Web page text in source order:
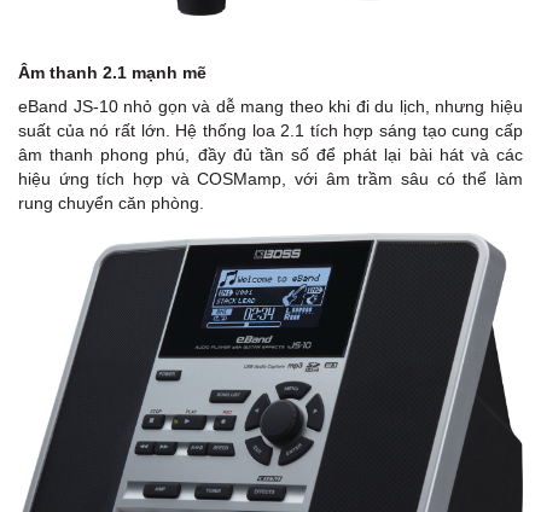
Âm thanh 2.1 mạnh mẽ
eBand JS-10 nhỏ gọn và dễ mang theo khi đi du lịch, nhưng hiệu
suất của nó rất lớn. Hệ thống loa 2.1 tích hợp sáng tạo cung cấp
âm thanh phong phú, đầy đủ tần số để phát lại bài hát và các
hiệu ứng tích hợp và COSMamp, với âm trầm sâu có thể làm
rung chuyển căn phòng.